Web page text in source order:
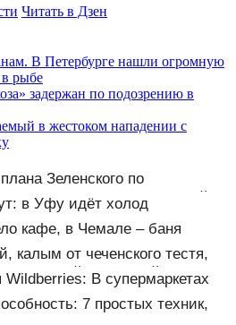
Читать в Дзен
В Петербурге нашли огромную
рыбе
задержан по подозрению в
в жестоком нападении с
Зеленского по
ответила Россия, полный
Украины от военкора Коца
в Уфу идёт холод
кафе, в Чемале – баня
калым от чеченского тестя,
Пугачевой и Орбакайте домов
3 млрд рублей
Wildberries: В супермаркетах
» PolitCentr-NEWS7 простых техник,